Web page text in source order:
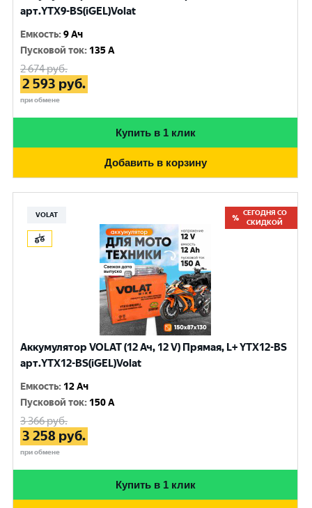
арт.YTX9-BS(iGEL)Volat
Емкость:9 Ач
Пусковой ток: 135 A
2 674руб.
2 593 руб.
при обмене
Купить в 1 клик
Добавить в корзину
VOLAT
СЕГОДНЯ СО
СКИДКОЙ
Аккумулятор VOLAT (12 Ач, 12 V) Прямая, L+ YTX12-BS
арт.YTX12-BS(iGEL)Volat
Емкость: 12 Ач
Пусковой ток: 150 A
3 366руб.
3 258 руб.
при обмене
Купить в 1 клик